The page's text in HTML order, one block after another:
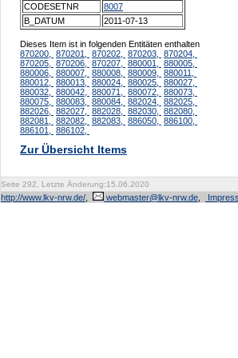
CODESETNR
8007
B_DATUM
2011-07-13
Dieses Item ist in folgenden Entitäten enthalten
870200,
870201, 870202, 870203,
870204,
870205,
870206, 870207, 880001,
880005,
880006,
880007, 880008, 880009,
880011,
880012,
880013, 880024, 880025,
880027,
880032,
880042, 880071, 880072,
880073,
880075,
880083, 880084, 882024,
882025,
882026,
882027, 882028, 882030,
882080,
882081,
882082, 882083, 886050,
886100,
886101,
886102,
Zur Übersicht Items
Seite 292, Letzte Änderung:15.06.2020
http://www.lkv-nrw.de/
webmaster@lkv-nrw.de